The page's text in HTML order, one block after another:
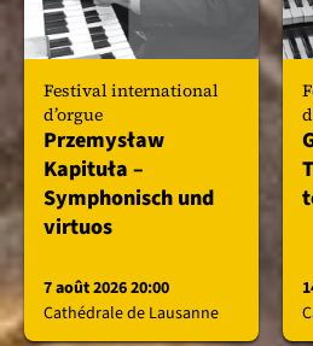
Festival international
d’orgue
Przemysław
Kapituła –
Symphonisch und
virtuos
7 août 2026 20:00
Cathédrale de Lausanne